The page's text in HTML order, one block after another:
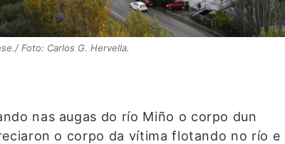
Foto: Carlos G. Hervella.
nas augas do río Miño o corpo dun
o corpo da vítima flotando no río e